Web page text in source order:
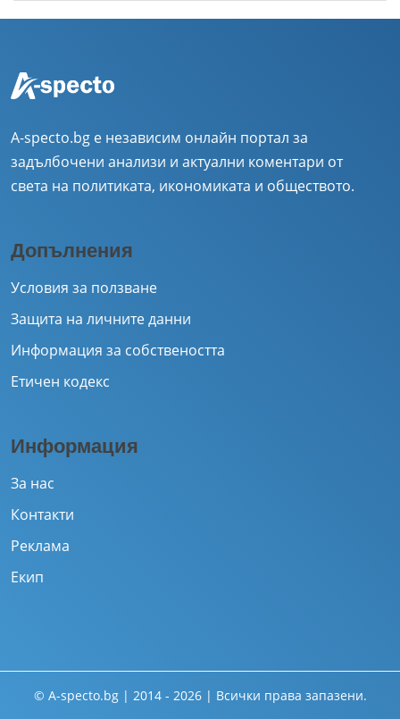
A-specto.bg е независим онлайн портал за
задълбочени анализи и актуални коментари от
света на политиката, икономиката и обществото.
Допълнения
Условия за ползване
Защита на личните данни
Информация за собствеността
Етичен кодекс
Информация
За нас
Контакти
Реклама
Екип
© A-specto.bg | 2014 - 2026 | Всички права запазени.